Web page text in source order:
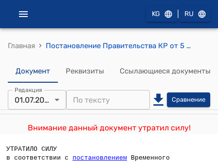
KG RU
Главная › Постановление Правительства КР от 5 февраля 2003 года №47 "Об утверждении Положения о Правительственной комиссии по инвентаризации нормативных правовых актов Кыргызской Республики"
Документ Реквизиты Ссылающиеся документы
Редакция
01.07.2010 Сравнение
Внимание данный документ утратил силу!